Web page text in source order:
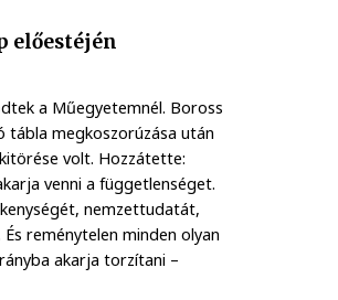
előestéjén
a Műegyetemnél. Boross
tábla megkoszorúzása után
volt. Hozzátette:
venni a függetlenséget.
nemzettudatát,
reménytelen minden olyan
akarja torzítani –